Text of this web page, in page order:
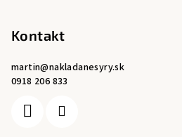
Kontakt
martin@nakladanesyry.sk
0918 206 833